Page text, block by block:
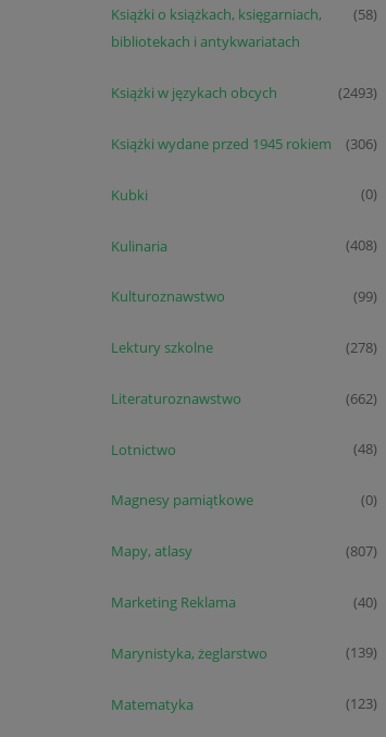
Książki o książkach, księgarniach,
bibliotekach i antykwariatach
(58)
Książki w językach obcych (2493)
Książki wydane przed 1945 rokiem (306)
Kubki (0)
Kulinaria (408)
Kulturoznawstwo (99)
Lektury szkolne (278)
Literaturoznawstwo (662)
Lotnictwo (48)
Magnesy pamiątkowe (0)
Mapy, atlasy (807)
Marketing Reklama (40)
Marynistyka, żeglarstwo (139)
Matematyka (123)